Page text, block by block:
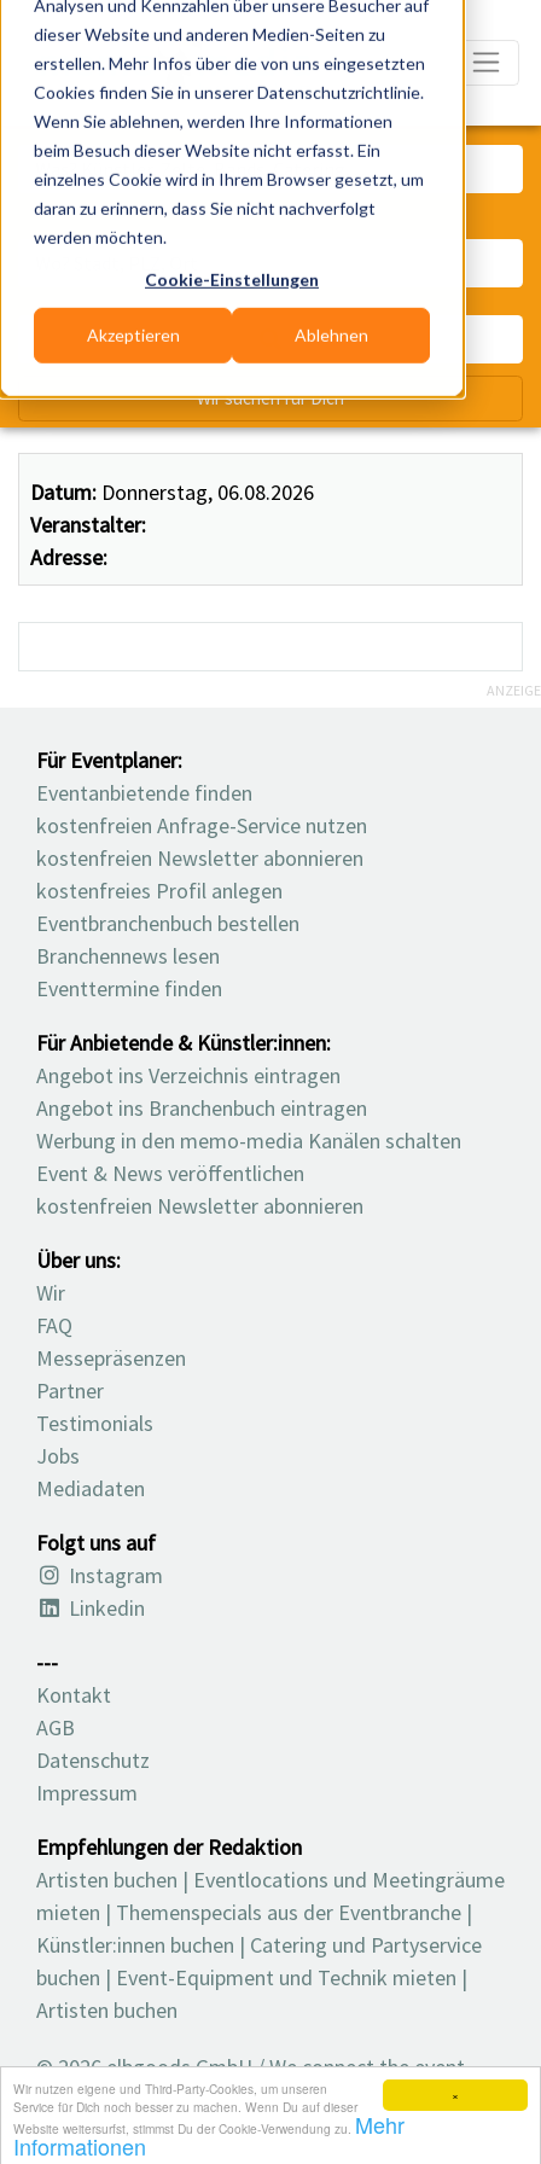
×
Wir nutzen eigene und Third-Party-Cookies, um unseren
Service für Dich noch besser zu machen. Wenn Du auf dieser
Website weitersurfst, stimmst Du der Cookie-Verwendung zu. Mehr
Informationen
Analysen und Kennzahlen über unsere Besucher auf
dieser Website und anderen Medien-Seiten zu
erstellen. Mehr Infos über die von uns eingesetzten
Cookies finden Sie in unserer Datenschutzrichtlinie.
Wenn Sie ablehnen, werden Ihre Informationen
beim Besuch dieser Website nicht erfasst. Ein
einzelnes Cookie wird in Ihrem Browser gesetzt, um
daran zu erinnern, dass Sie nicht nachverfolgt
werden möchten.
Cookie-Einstellungen
Akzeptieren Ablehnen
Datum: Donnerstag, 06.08.2026
Veranstalter:
Adresse:
Was? Künstler, Zelte, Bands,
Wir suchen für Dich
ANZEIGE
Für Eventplaner:
Eventanbietende finden
kostenfreien Anfrage-Service nutzen
kostenfreien Newsletter abonnieren
kostenfreies Profil anlegen
Eventbranchenbuch bestellen
Branchennews lesen
Eventtermine finden
Für Anbietende & Künstler:innen:
Angebot ins Verzeichnis eintragen
Angebot ins Branchenbuch eintragen
Werbung in den memo-media Kanälen schalten
Event & News veröffentlichen
kostenfreien Newsletter abonnieren
Über uns:
Wir
FAQ
Messepräsenzen
Partner
Testimonials
Jobs
Mediadaten
Folgt uns auf
Instagram
Linkedin
---
Kontakt
AGB
Datenschutz
Impressum
Empfehlungen der Redaktion
Artisten buchen | Eventlocations und Meetingräume
mieten | Themenspecials aus der Eventbranche |
Künstler:innen buchen | Catering und Partyservice
buchen | Event-Equipment und Technik mieten |
Artisten buchen
© 2026 elbgoods GmbH / We connect the event
industry / Medienvielfalt für die Eventplanung /
Eventbranchenbuch, Blog, Magazin und mehr